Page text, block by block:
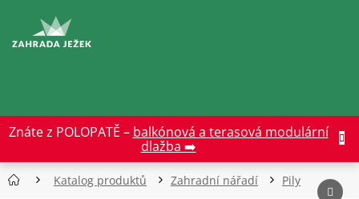
obsah
Znáte z POLOPATĚ – balkónová a terasová modulární
dlažba ➡️
Katalog produktů Zahradní nářadí Pily